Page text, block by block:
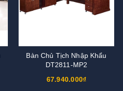
Bàn Chủ Tịch Nhập Khẩu
DT2811-MP2
67.940.000₫